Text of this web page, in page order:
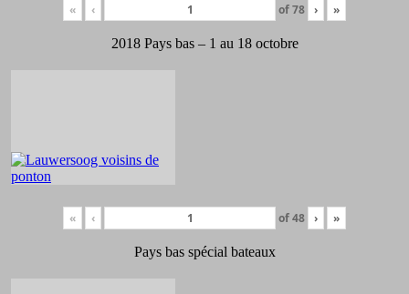
« ‹ of78 › »
2018 Pays bas – 1 au 18 octobre
« ‹ of48 › »
Pays bas spécial bateaux